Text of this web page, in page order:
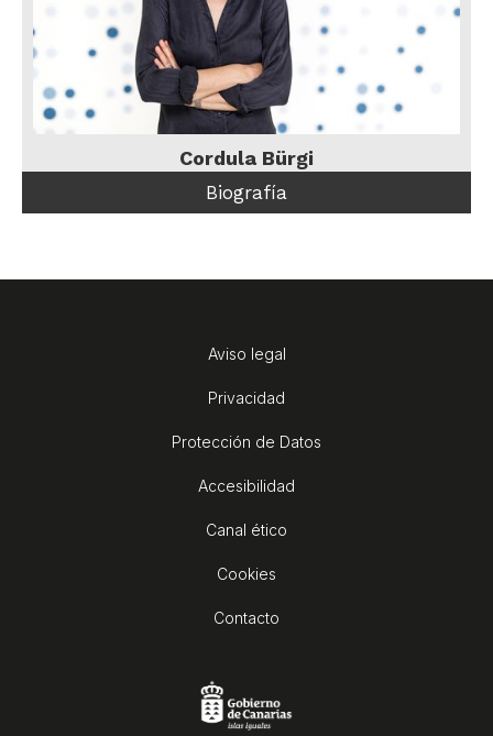
Cordula Bürgi
Biografía
Aviso legal
Privacidad
Protección de Datos
Accesibilidad
Canal ético
Cookies
Contacto